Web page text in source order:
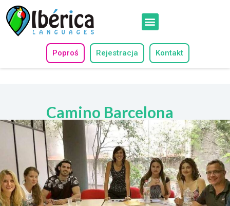
Poproś Rejestracja Kontakt
Camino Barcelona